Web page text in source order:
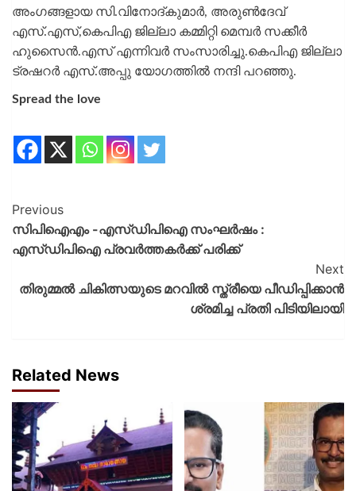
അംഗങ്ങളായ സി.വിനോദ്കുമാർ, അരുൺദേവ്
എസ്.എസ്,കെപിഎ ജില്ലാ കമ്മിറ്റി മെമ്പർ സക്കീർ
ഹുസൈൻ.എസ് എന്നിവർ സംസാരിച്ചു.കെപിഎ ജില്ലാ
ട്രഷറർ എസ്.അപ്പു യോഗത്തിൽ നന്ദി പറഞ്ഞു.
Spread the love
Previous
സിപിഐഎം -എസ്ഡിപിഐ സംഘര്‍ഷം :
എസ്ഡിപിഐ പ്രവര്‍ത്തകര്‍ക്ക് പരിക്ക്
Next
തിരുമ്മൽ ചികിത്സയുടെ മറവിൽ സ്ത്രീയെ പീഡിപ്പിക്കാൻ
ശ്രമിച്ച പ്രതി പിടിയിലായി
Related News